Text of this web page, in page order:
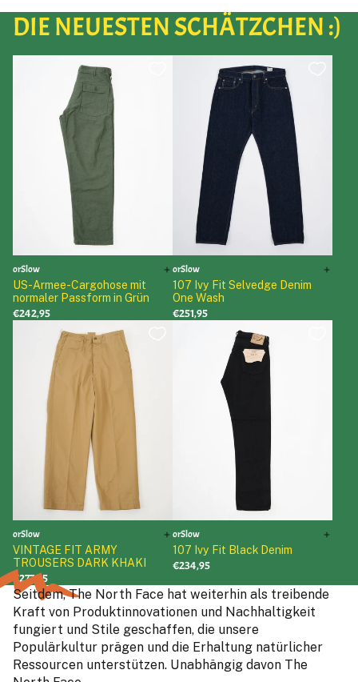
DIE NEUESTEN SCHÄTZCHEN :)
orSlow
US-Armee-Cargohose mit
normaler Passform in Grün
€242,95
orSlow
107 Ivy Fit Selvedge Denim
One Wash
€251,95
orSlow
VINTAGE FIT ARMY
TROUSERS DARK KHAKI
€277,95
orSlow
107 Ivy Fit Black Denim
€234,95
Seitdem, The North Face hat weiterhin als treibende
Kraft von Produktinnovationen und Nachhaltigkeit
fungiert und Stile geschaffen, die unsere
Populärkultur prägen und die Erhaltung natürlicher
Ressourcen unterstützen. Unabhängig davon The